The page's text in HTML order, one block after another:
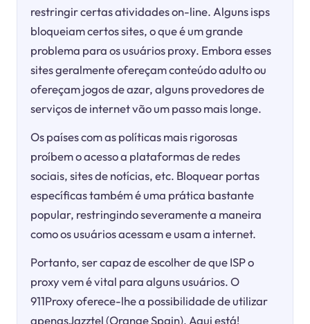
restringir certas atividades on-line. Alguns isps
bloqueiam certos sites, o que é um grande
problema para os usuários proxy. Embora esses
sites geralmente ofereçam conteúdo adulto ou
ofereçam jogos de azar, alguns provedores de
serviços de internet vão um passo mais longe.
Os países com as políticas mais rigorosas
proíbem o acesso a plataformas de redes
sociais, sites de notícias, etc. Bloquear portas
específicas também é uma prática bastante
popular, restringindo severamente a maneira
como os usuários acessam e usam a internet.
Portanto, ser capaz de escolher de que ISP o
proxy vem é vital para alguns usuários. O
911Proxy oferece-lhe a possibilidade de utilizar
apenasJazztel (Orange Spain). Aqui está!